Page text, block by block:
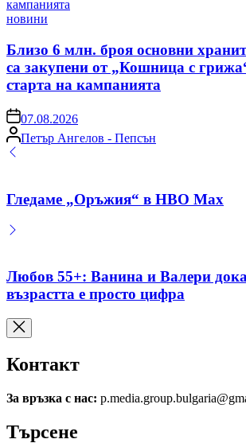
Posted
новини
Близо 6 млн. броя основни
са закупени от „Кошница с
старта на кампанията
on07.08.2026
Posted
by
Петър Ангелов - Пепсън
Гледаме „Оръжия“ в HBO Max
Любов 55+: Ванина и Валери
възрастта е просто цифра
Контакт
За връзка с нас:
Търсене